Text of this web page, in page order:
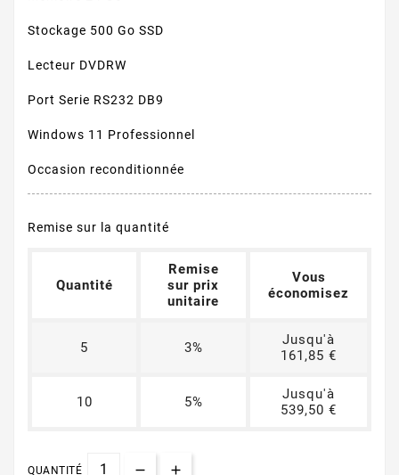
Stockage 500 Go SSD
Lecteur DVDRW
Port Serie RS232 DB9
Windows 11 Professionnel
Occasion reconditionnée
Remise sur la quantité
Quantité
Remise
sur prix
unitaire
Vous
économisez
5 3%
Jusqu'à
161,85 €
10 5%
Jusqu'à
539,50 €
QUANTITÉ